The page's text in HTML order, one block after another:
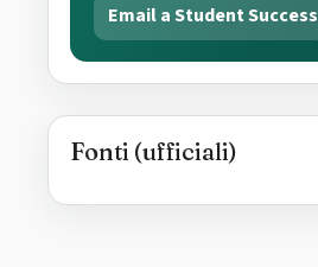
Email a Student Success
Fonti (ufficiali)